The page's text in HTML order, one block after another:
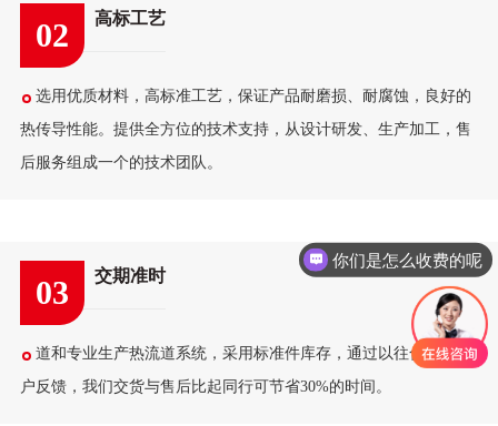
02 高标工艺
选用优质材料，高标准工艺，保证产品耐磨损、耐腐蚀，良好的
热传导性能。提供全方位的技术支持，从设计研发、生产加工，售
后服务组成一个的技术团队。
03 交期准时
道和专业生产热流道系统，采用标准件库存，通过以往合作的客
户反馈，我们交货与售后比起同行可节省30%的时间。
你们是怎么收费的呢